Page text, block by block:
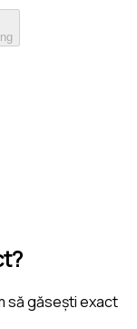
să găsești exact